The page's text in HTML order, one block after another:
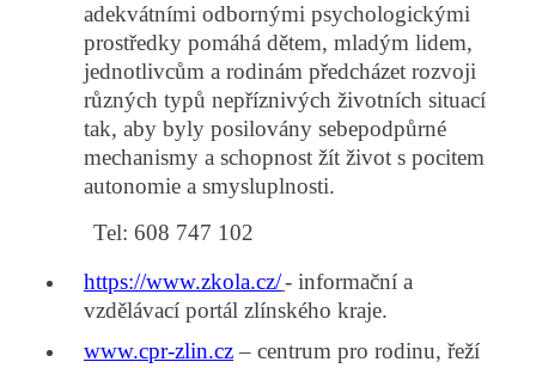
adekvátními odbornými psychologickými
prostředky pomáhá dětem, mladým lidem,
jednotlivcům a rodinám předcházet rozvoji
různých typů nepříznivých životních situací
tak, aby byly posilovány sebepodpůrné
mechanismy a schopnost žít život s pocitem
autonomie a smysluplnosti.
Tel: 608 747 102
https://www.zkola.cz/- informační a
vzdělávací portál zlínského kraje.
www.cpr-zlin.cz – centrum pro rodinu, řeží